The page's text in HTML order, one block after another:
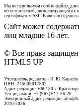
Мы не используем cookie-файлы, для
об устройствах для последующей их
сертификатом SSL. Ваше посещение
Сайт может
лиц младше 16 лет.
© Все права
HTML5 UP
Учредитель, редактор - И. Ю. Карасёв
ИНН: 245009017802
Адрес редакции: 660130, г.
Тел. редакции: +7 (967) 612-36-20
Электронный адрес редакции:
2010-2026